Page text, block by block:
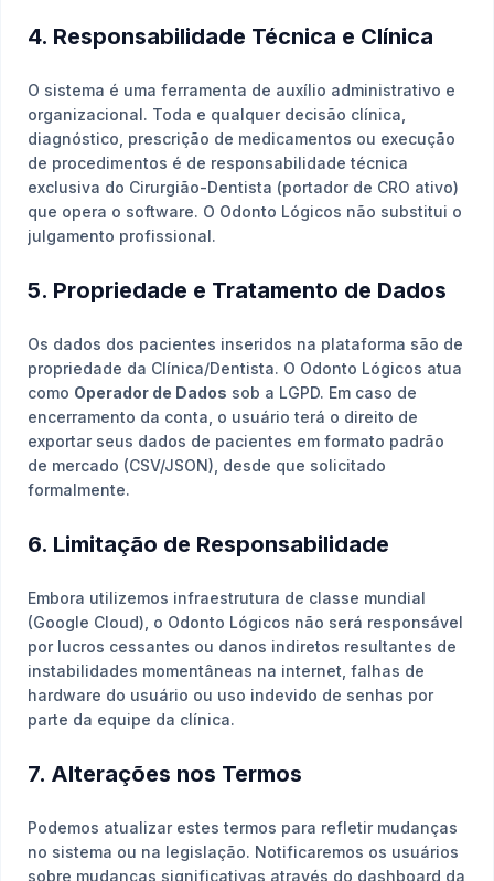
4. Responsabilidade Técnica e Clínica
O sistema é uma ferramenta de auxílio administrativo e
organizacional. Toda e qualquer decisão clínica,
diagnóstico, prescrição de medicamentos ou execução
de procedimentos é de responsabilidade técnica
exclusiva do Cirurgião-Dentista (portador de CRO ativo)
que opera o software. O Odonto Lógicos não substitui o
julgamento profissional.
5. Propriedade e Tratamento de Dados
Os dados dos pacientes inseridos na plataforma são de
propriedade da Clínica/Dentista. O Odonto Lógicos atua
como Operador de Dados sob a LGPD. Em caso de
encerramento da conta, o usuário terá o direito de
exportar seus dados de pacientes em formato padrão
de mercado (CSV/JSON), desde que solicitado
formalmente.
6. Limitação de Responsabilidade
Embora utilizemos infraestrutura de classe mundial
(Google Cloud), o Odonto Lógicos não será responsável
por lucros cessantes ou danos indiretos resultantes de
instabilidades momentâneas na internet, falhas de
hardware do usuário ou uso indevido de senhas por
parte da equipe da clínica.
7. Alterações nos Termos
Podemos atualizar estes termos para refletir mudanças
no sistema ou na legislação. Notificaremos os usuários
sobre mudanças significativas através do dashboard da